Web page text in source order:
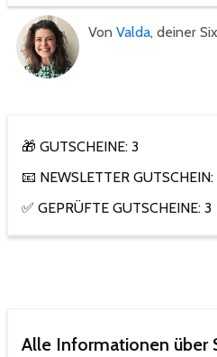
Von Valda, deiner
🎁 GUTSCHEINE: 3
📧 NEWSLETTER GUTSCHEIN:
✅ GEPRÜFTE GUTSCHEINE: 3
Alle Informationen über